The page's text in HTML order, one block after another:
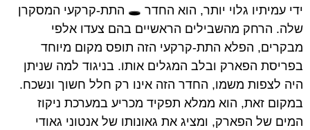
ידי עמיתיו גלוי יותר, הוא החדר 🕳️ התת-קרקעי המסקרן
שלה. הרחק מהשבילים הראשיים בהם צעדו אלפי
מבקרים, הפלא התת-קרקעי הזה תופס מקום מיוחד
בפריסת הפארק ובלב המגלים אותו. בניגוד למה שניתן
היה לצפות משמו, החדר הזה אינו רק חלל חשוך ונשכח.
במקום זאת, הוא ממלא תפקיד מכריע במערכת ניקוז
המים של הפארק, ומציג את גאונותו של אנטוני גאודי